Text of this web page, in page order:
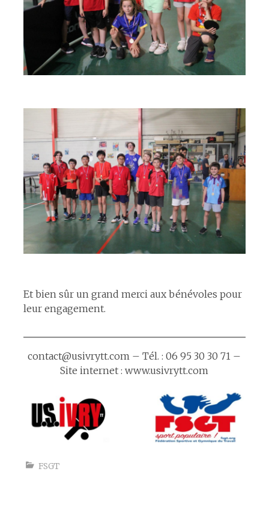
Et bien sûr un grand merci aux bénévoles pour
leur engagement.
contact@usivrytt.com – Tél. : 06 95 30 30 71 –
Site internet : www.usivrytt.com
FSGT